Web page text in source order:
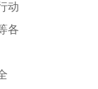
动
各